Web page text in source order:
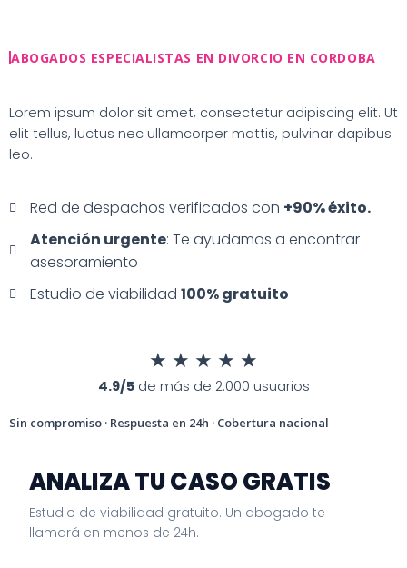
contenido
ABOGADOS ESPECIALISTAS EN DIVORCIO EN CORDOBA
Lorem ipsum dolor sit amet, consectetur adipiscing elit. Ut
elit tellus, luctus nec ullamcorper mattis, pulvinar dapibus
leo.
Red de despachos verificados con +90% éxito.
Atención urgente: Te ayudamos a encontrar
asesoramiento
Estudio de viabilidad 100% gratuito
★ ★ ★ ★ ★
4.9/5de más de 2.000 usuarios
Sin compromiso · Respuesta en 24h · Cobertura nacional
ANALIZA TU CASO GRATIS
Estudio de viabilidad gratuito. Un abogado te
llamará en menos de 24h.